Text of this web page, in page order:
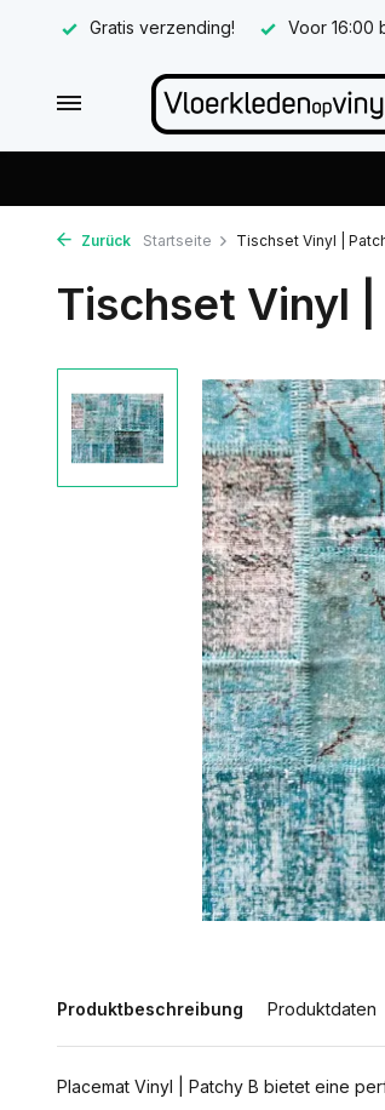
Gratis verzending! Voor 16:00
Zurück Startseite Tischset Vinyl |
Tischset Vinyl
Produktbeschreibung Produktdaten
Placemat Vinyl | Patchy B bietet eine